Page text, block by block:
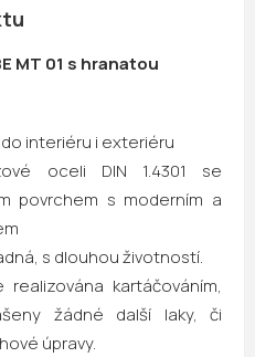
MT 01 s hranatou
interiéru i exteriéru
oceli DIN 1.4301 se
povrchem s moderním a
s dlouhou životností.
realizována kartáčováním,
žádné další laky, či
úpravy.